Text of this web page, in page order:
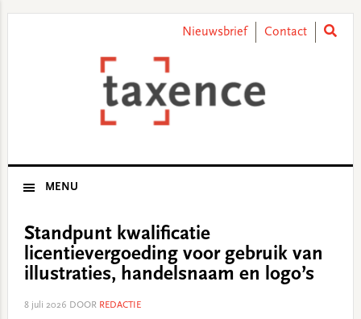
Nieuwsbrief Contact
MENU
Standpunt kwalificatie
licentievergoeding voor gebruik van
illustraties, handelsnaam en logo’s
8 juli 2026 DOOR REDACTIE